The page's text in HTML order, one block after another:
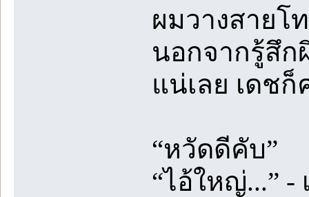
ผมวางสายโ
นอกจากรู้สึก
แน่เลย เดช
“หวัดดีคับ”
“ไอ้ใหญ่...” -